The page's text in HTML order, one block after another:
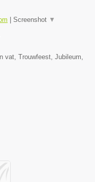
Screenshot ▼
vat, Trouwfeest, Jubileum,